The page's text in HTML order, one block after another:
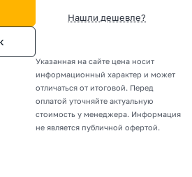
Нашли дешевле?
Указанная на сайте цена носит
информационный характер и может
отличаться от итоговой. Перед
оплатой уточняйте актуальную
стоимость у менеджера. Информация
не является публичной офертой.